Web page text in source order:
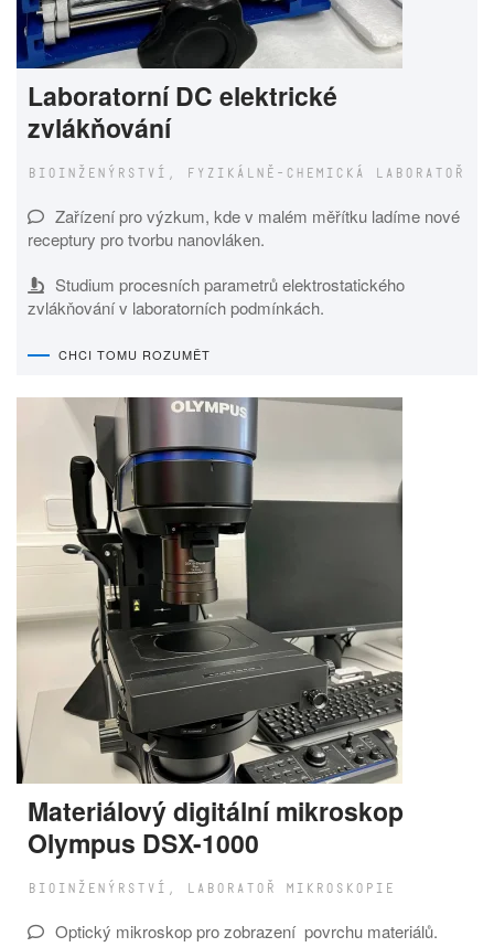
Laboratorní DC elektrické
zvlákňování
BIOINŽENÝRSTVÍ, FYZIKÁLNĚ-CHEMICKÁ LABORATOŘ
Zařízení pro výzkum, kde v malém měřítku ladíme nové
receptury pro tvorbu nanovláken.
Studium procesních parametrů elektrostatického
zvlákňování v laboratorních podmínkách.
CHCI TOMU ROZUMĚT
Materiálový digitální mikroskop
Olympus DSX-1000
BIOINŽENÝRSTVÍ, LABORATOŘ MIKROSKOPIE
Optický mikroskop pro zobrazení povrchu materiálů.